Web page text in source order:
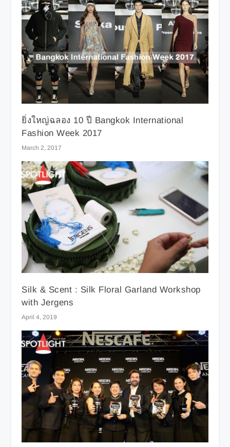
ยิ่งใหญ่ฉลอง 10 ปี Bangkok International
Fashion Week 2017
March 2, 2017
Silk & Scent : Silk Floral Garland Workshop
with Jergens
April 4, 2019